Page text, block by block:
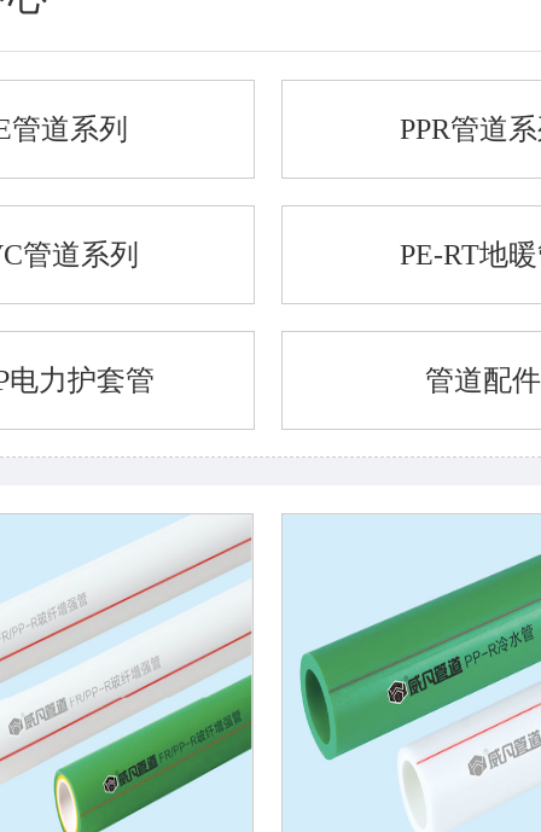
管道系列 PPR管道
管道系列 PE-RT地
电力护套管 管道配件